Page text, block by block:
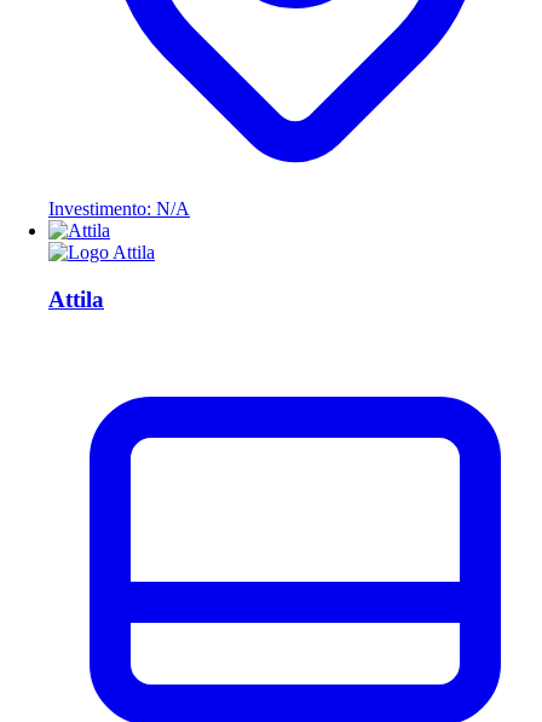
Investimento: N/A
Attila